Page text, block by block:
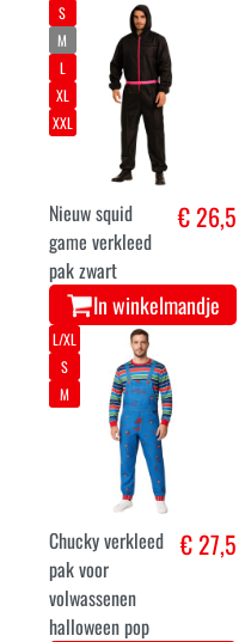
S
M
L
XL
XXL
Nieuw squid
game verkleed
pak zwart
€ 26,5
In winkelmandje
L/XL
S
M
Chucky verkleed
pak voor
volwassenen
halloween pop
€ 27,5